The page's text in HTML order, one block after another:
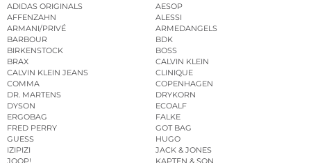
ADIDAS ORIGINALS
AESOP
AFFENZAHN
ALESSI
ARMANI/PRIVÉ
ARMEDANGELS
BARBOUR
BDK
BIRKENSTOCK
BOSS
BRAX
CALVIN KLEIN
CALVIN KLEIN JEANS
CLINIQUE
COMMA
COPENHAGEN
DR. MARTENS
DRYKORN
DYSON
ECOALF
ERGOBAG
FALKE
FRED PERRY
GOT BAG
GUESS
HUGO
IZIPIZI
JACK & JONES
JOOP!
KAPTEN & SON